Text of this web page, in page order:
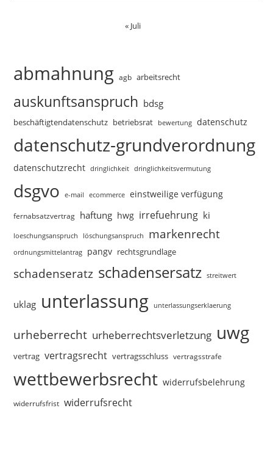
« Juli
abmahnung agb arbeitsrecht
auskunftsanspruch bdsg
beschäftigtendatenschutz betriebsrat bewertung datenschutz
datenschutz-grundverordnung
datenschutzrecht dringlichkeit dringlichkeitsvermutung
dsgvo e-mail ecommerce einstweilige verfügung
fernabsatzvertrag haftung hwg irrefuehrung ki
loeschungsanspruch löschungsanspruch markenrecht
ordnungsmittelantrag pangv rechtsgrundlage
schadenseratz schadensersatz streitwert
uklag unterlassung unterlassungserklaerung
urheberrecht urheberrechtsverletzung uwg
vertrag vertragsrecht vertragsschluss vertragsstrafe
wettbewerbsrecht widerrufsbelehrung
widerrufsfrist widerrufsrecht